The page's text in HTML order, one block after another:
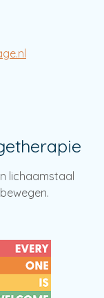
lichaamstaal